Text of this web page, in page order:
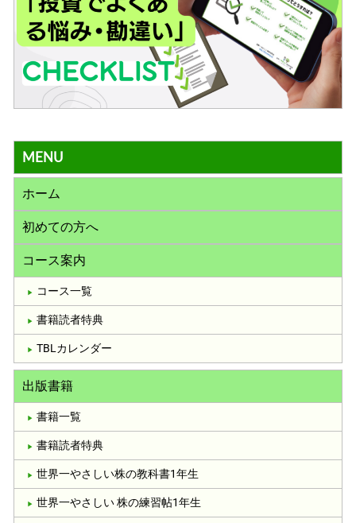
MENU
ホーム
初めての方へ
コース案内
コース一覧
書籍読者特典
TBLカレンダー
出版書籍
書籍一覧
書籍読者特典
世界一やさしい株の教科書1年生
世界一やさしい 株の練習帖1年生